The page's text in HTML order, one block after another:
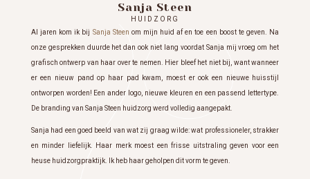
Sanja Steen
HUIDZORG
Al jaren kom ik bij Sanja Steen om mijn huid af en toe een boost te geven. Na
onze gesprekken duurde het dan ook niet lang voordat Sanja mij vroeg om het
grafisch ontwerp van haar over te nemen. Hier bleef het niet bij, want wanneer
er een nieuw pand op haar pad kwam, moest er ook een nieuwe huisstijl
ontworpen worden! Een ander logo, nieuwe kleuren en een passend lettertype.
De branding van Sanja Steen huidzorg werd volledig aangepakt.
Sanja had een goed beeld van wat zij graag wilde: wat professioneler, strakker
en minder liefelijk. Haar merk moest een frisse uitstraling geven voor een
heuse huidzorgpraktijk. Ik heb haar geholpen dit vorm te geven.